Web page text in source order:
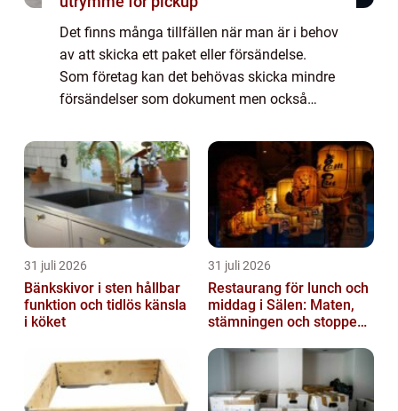
Det finns många tillfällen när man är i behov
av att skicka ett paket eller försändelse.
Som företag kan det behövas skicka mindre
försändelser som dokument men också
privatperson kan man istället vilja skicka e...
31 juli 2026
Bänkskivor i sten hållbar
funktion och tidlös känsla
i köket
31 juli 2026
Restaurang för lunch och
middag i Sälen: Maten,
stämningen och stoppen